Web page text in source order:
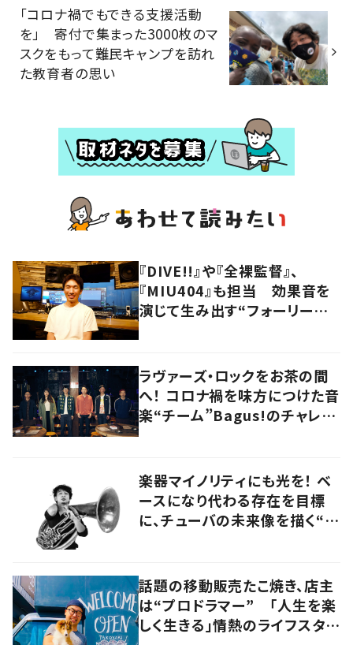
「コロナ禍でもできる支援活動
を」 寄付で集まった3000枚のマ
スクをもって難民キャンプを訪れ
た教育者の思い
『DIVE!!』や『全裸監督』、
『MIU404』も担当 効果音を
演じて生み出す“フォーリーア
ラヴァーズ・ロックをお茶の間
へ！ コロナ禍を味方につけた音
楽“チーム”Bagus!のチャレン
楽器マイノリティにも光を！ ベ
ースになり代わる存在を目標
に、チューバの未来像を描く“ブ
話題の移動販売たこ焼き、店主
は“プロドラマー” 「人生を楽
しく生きる」情熱のライフスタイ